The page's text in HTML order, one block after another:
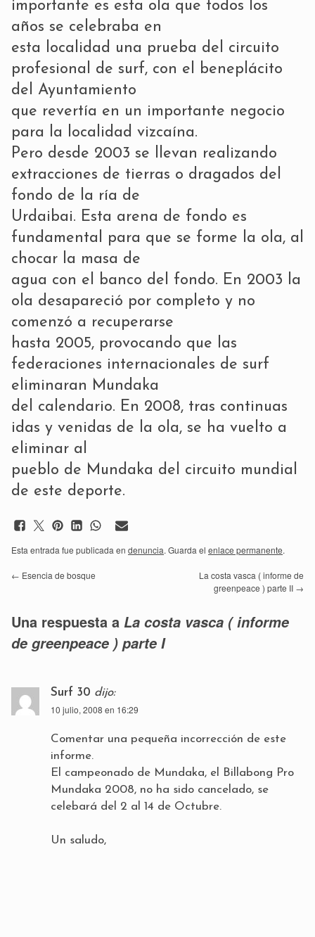
importante es esta ola que todos los
años se celebraba en
esta localidad una prueba del circuito
profesional de surf, con el beneplácito
del Ayuntamiento
que revertía en un importante negocio
para la localidad vizcaína.
Pero desde 2003 se llevan realizando
extracciones de tierras o dragados del
fondo de la ría de
Urdaibai. Esta arena de fondo es
fundamental para que se forme la ola, al
chocar la masa de
agua con el banco del fondo. En 2003 la
ola desapareció por completo y no
comenzó a recuperarse
hasta 2005, provocando que las
federaciones internacionales de surf
eliminaran Mundaka
del calendario. En 2008, tras continuas
idas y venidas de la ola, se ha vuelto a
eliminar al
pueblo de Mundaka del circuito mundial
de este deporte.
Esta entrada fue publicada en denuncia. Guarda el enlace permanente.
← Esencia de bosque
La costa vasca ( informe de
greenpeace ) parte II →
Una respuesta a La costa vasca ( informe
de greenpeace ) parte I
Surf 30 dijo:
10 julio, 2008 en 16:29
Comentar una pequeña incorrección de este
informe.
El campeonado de Mundaka, el Billabong Pro
Mundaka 2008, no ha sido cancelado, se
celebará del 2 al 14 de Octubre.
Un saludo,